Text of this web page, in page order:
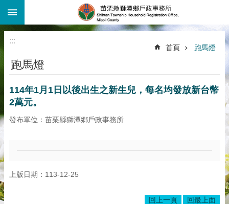
跳到主要內容區塊
:::
首頁 跑馬燈
跑馬燈
114年1月1日以後出生之新生兒，每名均發放新台幣
2萬元。
發布單位：苗栗縣獅潭鄉戶政事務所
上版日期：113-12-25
回上一頁 回最上面